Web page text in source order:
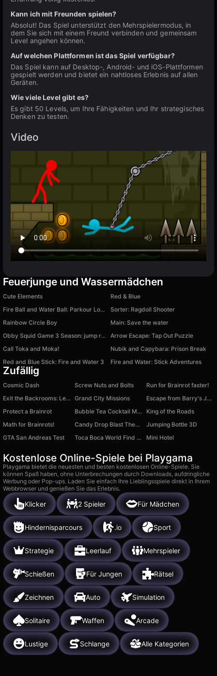
Kann ich mit Freunden spielen?
Absolut! Das Spiel unterstützt den Mehrspielermodus, in
dem Sie sich mit einem Freund verbinden und gemeinsam
Level angehen können.
Auf welchen Plattformen ist das Spiel verfügbar?
Das Spiel kann auf Desktop-, Android- und iOS-Plattformen
gespielt werden und bietet ein nahtloses Erlebnis auf allen
Geräten.
Wie viele Level gibt es?
Es gibt 50 Levels, um Ihre Fähigkeiten und Ihr strategisches
Denken zu testen.
Video
Feuerjunge und Wassermädchen
Cute Elements
Red & Blue
Fire Ball and Water Ball: Parkour Love Balls
Sorter: Ragdoll Shooter
Rainbow Circle Boy
Main: Save the water
Obby Squid Game 3 Season: jump rope
Arrow Escape: Tap Out Puzzle
Call Toka and Moka!
Nubik and Capybara: Prison Break
Red and Blue Stick: Fire and Water 3
Fire and Water: Stick Adventures
Zufällig
Cosmic Dash Screw Nuts and Bolts
Run for Brainrot faster!
Exit the Backrooms: Level 37 Grand City Missions
Escape from Barry's Jail Obby
Protect a Brainrot
Bubble Tea Cocktail Maker Mix Drinks
King of the Roads
Math for Brainrots!
Candy Drop Blast Them All
Jumping Bottle 3D
GTA San Andreas Test
Toca Boca World Find the Difference Mini Hotel
Kostenlose Online-Spiele bei Playgama
Playgama bietet die neuesten und besten kostenlosen Online-Spiele. Sie
können Spaß haben, ohne Unterbrechungen durch Downloads, aufdringliche
Werbung oder Pop-ups. Laden Sie einfach Ihre Lieblingsspiele direkt in Ihrem
Webbrowser und genießen Sie das Erlebnis.
Klicker 2 Spieler Für Mädchen
Hindernisparcours .io Sport
Strategie Leerlauf Mehrspieler
Schießen Für Jungen Rätsel
Zeichnen Auto Simulation
Solitaire Waffen Arcade
Lustige Schlange Alle Kategorien